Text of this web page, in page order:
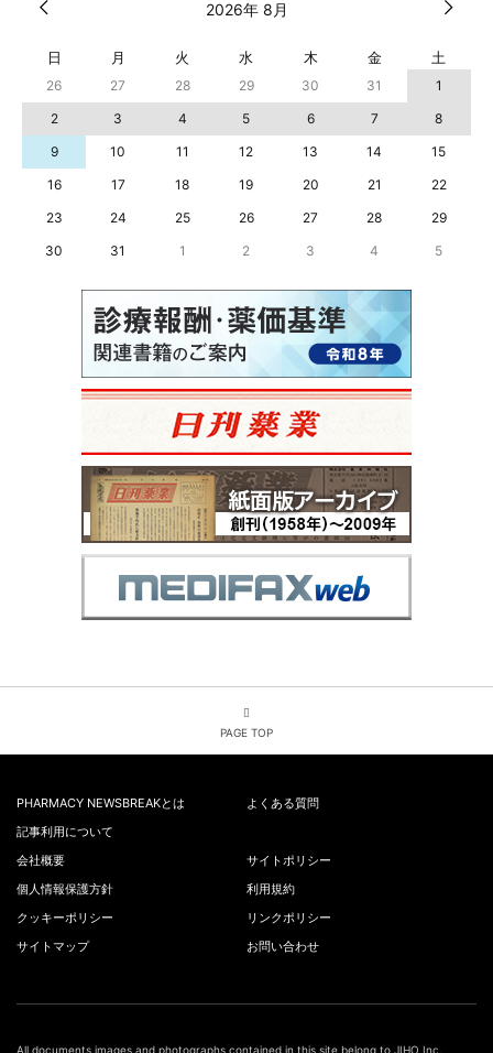
2026年 8月
日 月 火 水 木 金 土
26 27 28 29 30 31
1
2
3 4 5 6 7
8
9
10 11 12 13 14
15
16
17 18 19 20 21
22
23
24 25 26 27 28
29
30
31 1 2 3 4 5
PAGE TOP
PHARMACY NEWSBREAKとは
よくある質問
記事利用について
会社概要
サイトポリシー
個人情報保護方針
利用規約
クッキーポリシー
リンクポリシー
サイトマップ
お問い合わせ
All documents,images and photographs contained in this site belong to JIHO,Inc.